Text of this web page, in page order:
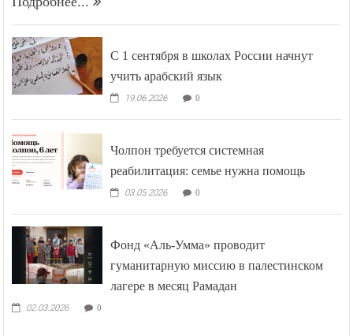
С 1 сентября в школах России начнут
учить арабский язык
19.06.2026 0
Чолпон требуется системная
реабилитация: семье нужна помощь
03.05.2026 0
Фонд «Аль-Умма» проводит
гуманитарную миссию в палестинском
лагере в месяц Рамадан
02.03.2026 0